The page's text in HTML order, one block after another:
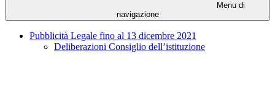
Menu di
navigazione
Pubblicità Legale fino al 13 dicembre 2021
Deliberazioni Consiglio dell’istituzione